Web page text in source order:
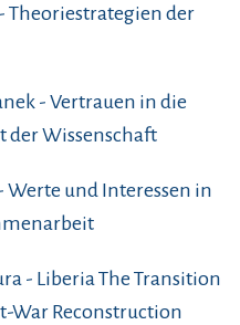
Theoriestrategien der
- Vertrauen in die
der Wissenschaft
Werte und Interessen in
- Liberia The Transition
War Reconstruction